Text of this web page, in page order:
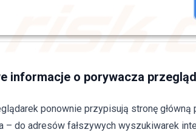
informacje o porywacza
ponownie przypisują stronę
– do adresów fałszywych wyszukiwarek